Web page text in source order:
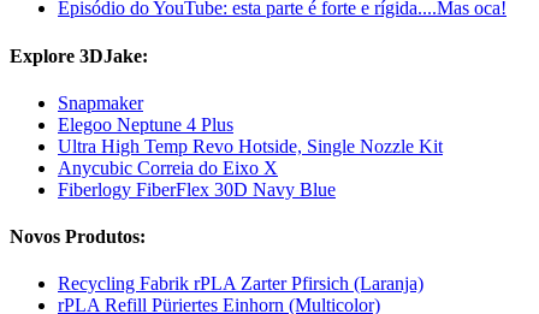
Episódio do YouTube: esta parte é forte e rígida....Mas oca!
Explore 3DJake:
Snapmaker
Elegoo Neptune 4 Plus
Ultra High Temp Revo Hotside, Single Nozzle Kit
Anycubic Correia do Eixo X
Fiberlogy FiberFlex 30D Navy Blue
Novos Produtos:
Recycling Fabrik rPLA Zarter Pfirsich (Laranja)
rPLA Refill Püriertes Einhorn (Multicolor)